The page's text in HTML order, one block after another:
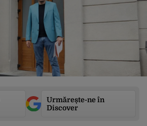
Urmărește-ne în
Discover